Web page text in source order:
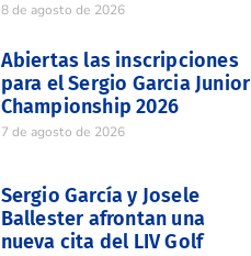
8 de agosto de 2026
Abiertas las inscripciones
para el Sergio Garcia Junior
Championship 2026
7 de agosto de 2026
Sergio García y Josele
Ballester afrontan una
nueva cita del LIV Golf